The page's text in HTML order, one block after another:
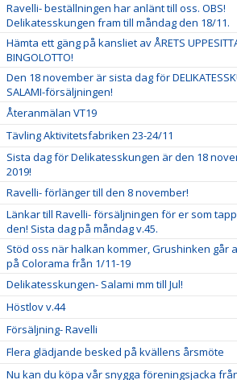
Ravelli- beställningen har anlänt till oss. OBS!
Delikatesskungen fram till måndag den 18/11.
Hämta ett gäng på kansliet av ÅRETS
BINGOLOTTO!
Den 18 november är sista dag för
SALAMI-försäljningen!
Återanmälan VT19
Tävling Aktivitetsfabriken 23-24/11
Sista dag för Delikatesskungen är den 18
2019!
Ravelli- förlänger till den 8 november!
Länkar till Ravelli- försäljningen för er som
den! Sista dag på måndag v.45.
Stöd oss när halkan kommer, Grushinken går
på Colorama från 1/11-19
Delikatesskungen- Salami mm till Jul!
Höstlov v.44
Försäljning- Ravelli
Flera glädjande besked på kvällens årsmöte
Nu kan du köpa vår snygga föreningsjacka